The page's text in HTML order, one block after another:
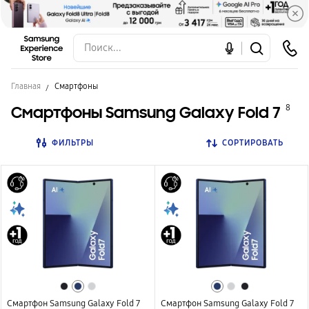
Главная Смартфоны
Смартфоны Samsung Galaxy Fold 7 8
ФИЛЬТРЫ СОРТИРОВАТЬ
Смартфон Samsung Galaxy Fold 7
Смартфон Samsung Galaxy Fold 7